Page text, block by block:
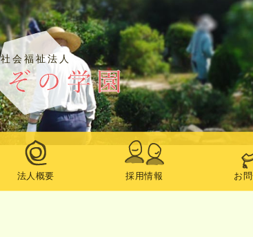
社会福祉法人
法人概要 採用情報 お